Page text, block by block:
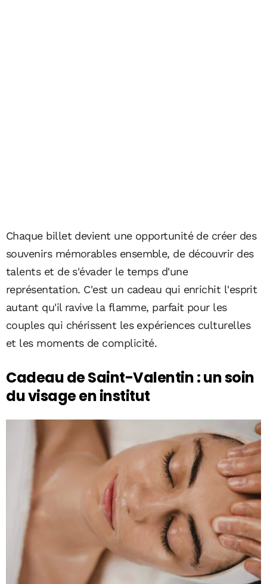
Chaque billet devient une opportunité de créer des
souvenirs mémorables ensemble, de découvrir des
talents et de s'évader le temps d'une
représentation. C'est un cadeau qui enrichit l'esprit
autant qu'il ravive la flamme, parfait pour les
couples qui chérissent les expériences culturelles
et les moments de complicité.
Cadeau de Saint-Valentin : un soin
du visage en institut